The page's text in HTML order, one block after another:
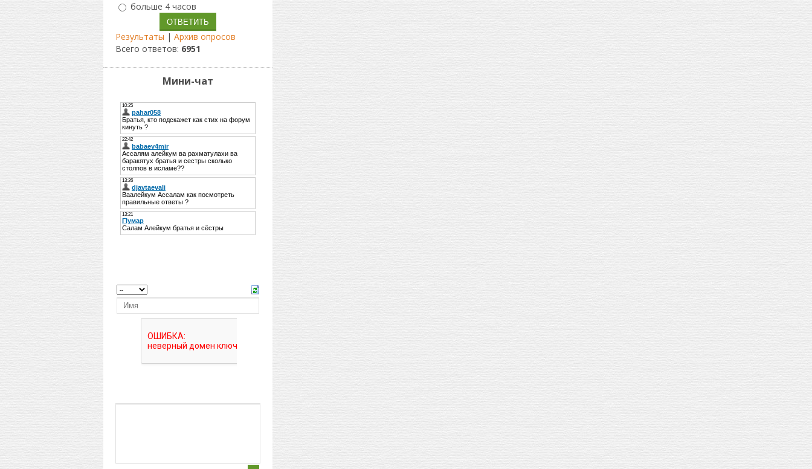
больше 4 часов
Результаты | Архив опросов
Всего ответов: 6951
Мини-чат